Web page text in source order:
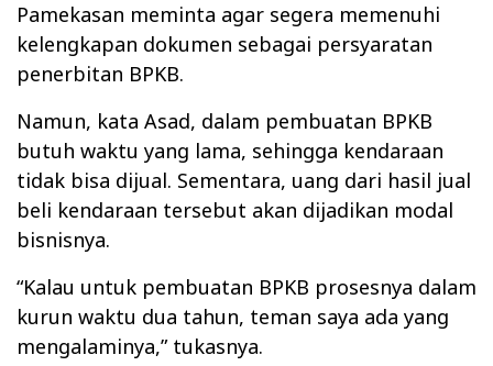
Pamekasan meminta agar segera memenuhi
kelengkapan dokumen sebagai persyaratan
penerbitan BPKB.
Namun, kata Asad, dalam pembuatan BPKB
butuh waktu yang lama, sehingga kendaraan
tidak bisa dijual. Sementara, uang dari hasil jual
beli kendaraan tersebut akan dijadikan modal
bisnisnya.
“Kalau untuk pembuatan BPKB prosesnya dalam
kurun waktu dua tahun, teman saya ada yang
mengalaminya,” tukasnya.